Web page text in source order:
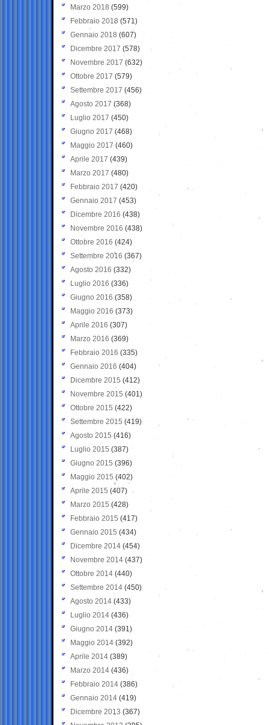
Marzo 2018 (599)
Febbraio 2018 (571)
Gennaio 2018 (607)
Dicembre 2017 (578)
Novembre 2017 (632)
Ottobre 2017 (579)
Settembre 2017 (456)
Agosto 2017 (368)
Luglio 2017 (450)
Giugno 2017 (468)
Maggio 2017 (460)
Aprile 2017 (439)
Marzo 2017 (480)
Febbraio 2017 (420)
Gennaio 2017 (453)
Dicembre 2016 (438)
Novembre 2016 (438)
Ottobre 2016 (424)
Settembre 2016 (367)
Agosto 2016 (332)
Luglio 2016 (336)
Giugno 2016 (358)
Maggio 2016 (373)
Aprile 2016 (307)
Marzo 2016 (369)
Febbraio 2016 (335)
Gennaio 2016 (404)
Dicembre 2015 (412)
Novembre 2015 (401)
Ottobre 2015 (422)
Settembre 2015 (419)
Agosto 2015 (416)
Luglio 2015 (387)
Giugno 2015 (396)
Maggio 2015 (402)
Aprile 2015 (407)
Marzo 2015 (428)
Febbraio 2015 (417)
Gennaio 2015 (434)
Dicembre 2014 (454)
Novembre 2014 (437)
Ottobre 2014 (440)
Settembre 2014 (450)
Agosto 2014 (433)
Luglio 2014 (436)
Giugno 2014 (391)
Maggio 2014 (392)
Aprile 2014 (389)
Marzo 2014 (436)
Febbraio 2014 (386)
Gennaio 2014 (419)
Dicembre 2013 (367)